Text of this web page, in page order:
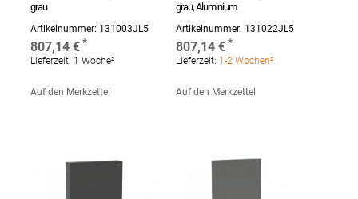
grau
Artikelnummer: 131003JL5
807,14 €
Lieferzeit: 1 Woche²
Auf den Merkzettel
grau, Aluminium
Artikelnummer: 131022JL5
807,14 €
Lieferzeit: 1-2 Wochen²
Auf den Merkzettel